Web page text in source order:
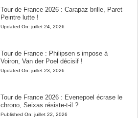
Tour de France 2026 : Carapaz brille, Paret-
Peintre lutte !
Updated On: juillet 24, 2026
Tour de France : Philipsen s’impose à
Voiron, Van der Poel décisif !
Updated On: juillet 23, 2026
Tour de France 2026 : Evenepoel écrase le
chrono, Seixas résiste-t-il ?
Published On: juillet 22, 2026